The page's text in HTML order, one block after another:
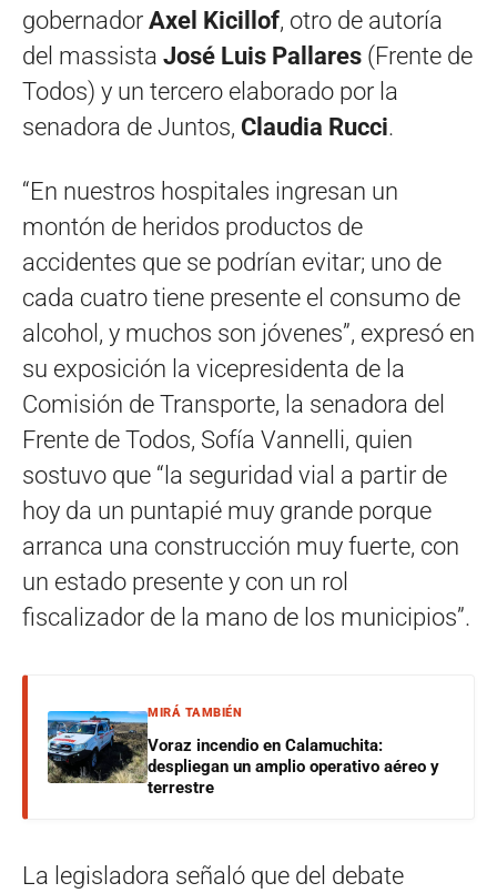
gobernador Axel Kicillof, otro de autoría
del massista José Luis Pallares (Frente de
Todos) y un tercero elaborado por la
senadora de Juntos, Claudia Rucci.
“En nuestros hospitales ingresan un
montón de heridos productos de
accidentes que se podrían evitar; uno de
cada cuatro tiene presente el consumo de
alcohol, y muchos son jóvenes”, expresó en
su exposición la vicepresidenta de la
Comisión de Transporte, la senadora del
Frente de Todos, Sofía Vannelli, quien
sostuvo que “la seguridad vial a partir de
hoy da un puntapié muy grande porque
arranca una construcción muy fuerte, con
un estado presente y con un rol
fiscalizador de la mano de los municipios”.
MIRÁ TAMBIÉN
Voraz incendio en Calamuchita:
despliegan un amplio operativo aéreo y
terrestre
La legisladora señaló que del debate